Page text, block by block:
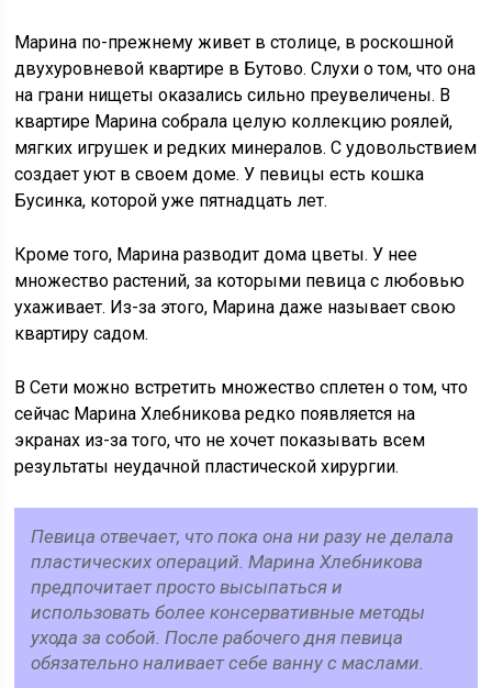
Марина по-прежнему живет в столице, в роскошной
двухуровневой квартире в Бутово. Слухи о том, что она
на грани нищеты оказались сильно преувеличены. В
квартире Марина собрала целую коллекцию роялей,
мягких игрушек и редких минералов. С удовольствием
создает уют в своем доме. У певицы есть кошка
Бусинка, которой уже пятнадцать лет.
Кроме того, Марина разводит дома цветы. У нее
множество растений, за которыми певица с любовью
ухаживает. Из-за этого, Марина даже называет свою
квартиру садом.
В Сети можно встретить множество сплетен о том, что
сейчас Марина Хлебникова редко появляется на
экранах из-за того, что не хочет показывать всем
результаты неудачной пластической хирургии.
Певица отвечает, что пока она ни разу не делала
пластических операций. Марина Хлебникова
предпочитает просто высыпаться и
использовать более консервативные методы
ухода за собой. После рабочего дня певица
обязательно наливает себе ванну с маслами.